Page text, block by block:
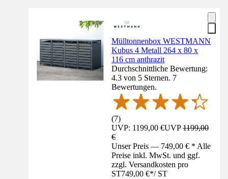
Mülltonnenbox WESTMANN
Kubus 4 Metall 264 x 80 x
116 cm anthrazit
Durchschnittliche Bewertung:
4.3 von 5 Sternen. 7
Bewertungen.
(7)
UVP: 1199,00 €UVP1199,00
€
Unser Preis — 749,00 € * Alle
Preise inkl. MwSt. und ggf.
zzgl. Versandkosten pro
ST749,00 €*/ ST